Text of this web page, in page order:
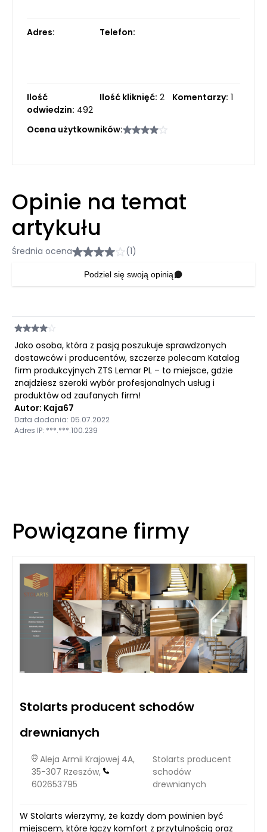
Adres: Telefon:
Ilość
odwiedzin: 492
Ilość kliknięć: 2 Komentarzy: 1
Ocena użytkowników:
Opinie na temat
artykułu
Średnia ocena (1)
Podziel się swoją opinią
Jako osoba, która z pasją poszukuje sprawdzonych
dostawców i producentów, szczerze polecam Katalog
firm produkcyjnych ZTS Lemar PL – to miejsce, gdzie
znajdziesz szeroki wybór profesjonalnych usług i
produktów od zaufanych firm!
Autor: Kaja67
Data dodania: 05.07.2022
Adres IP: ***.***.100.239
Powiązane firmy
Stolarts producent schodów
drewnianych
Aleja Armii Krajowej 4A,
35-307 Rzeszów,
602653795
Stolarts producent
schodów
drewnianych
W Stolarts wierzymy, że każdy dom powinien być
miejscem, które łączy komfort z przytulnością oraz